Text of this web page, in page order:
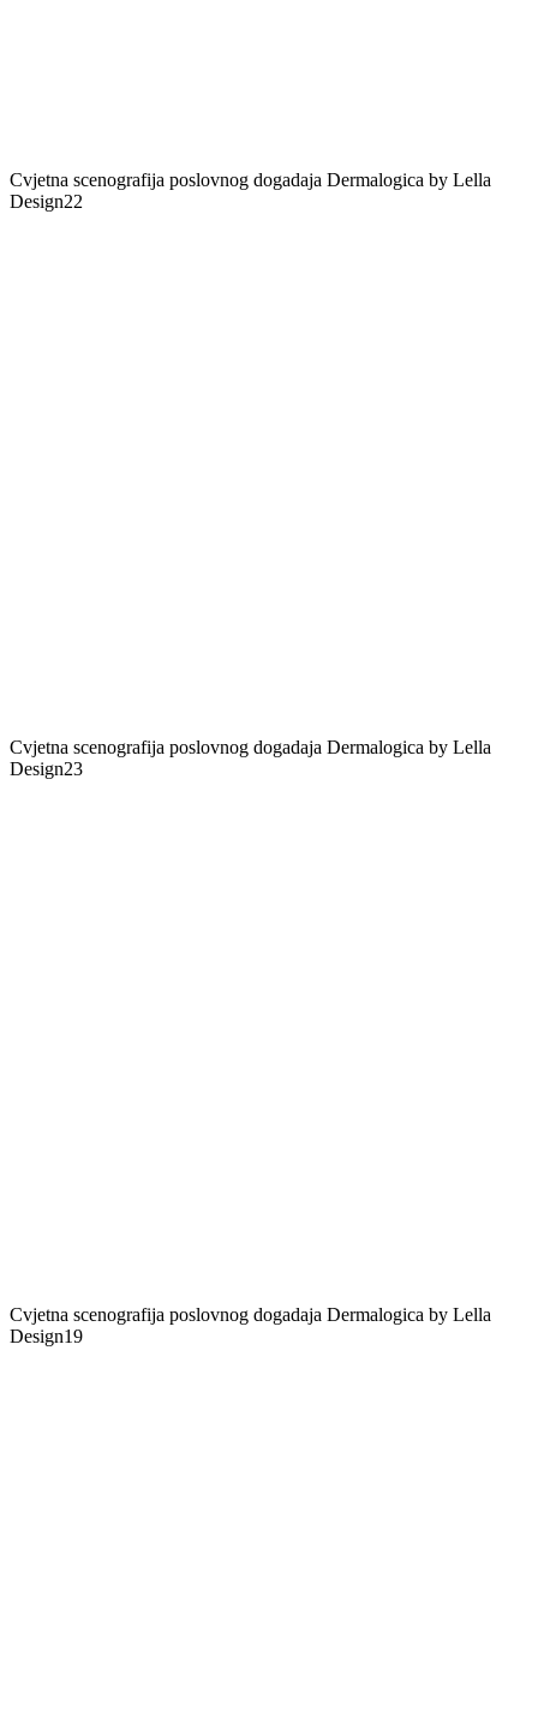
Cvjetna scenografija poslovnog dogadaja Dermalogica by Lella
Design22
Cvjetna scenografija poslovnog dogadaja Dermalogica by Lella
Design23
Cvjetna scenografija poslovnog dogadaja Dermalogica by Lella
Design19